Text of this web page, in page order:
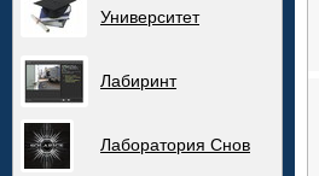
Университет
Лабиринт
Лаборатория Снов